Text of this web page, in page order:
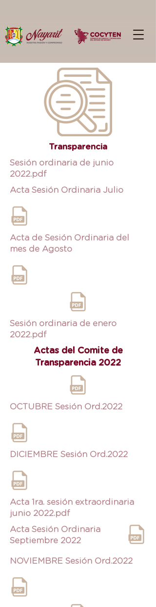
Transparencia
Sesión ordinaria de junio
2022.pdf
Acta Sesión Ordinaria Julio
Acta de Sesión Ordinaria del
mes de Agosto
Sesión ordinaria de enero
2022.pdf
Actas del Comite de
Transparencia 2022
OCTUBRE Sesión Ord.2022
DICIEMBRE Sesión Ord.2022
Acta 1ra. sesión extraordinaria
junio 2022.pdf
Acta Sesión Ordinaria
Septiembre 2022
NOVIEMBRE Sesión Ord.2022